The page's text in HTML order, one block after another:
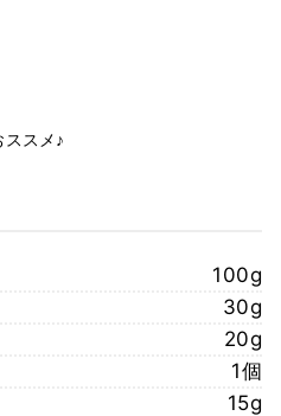
スメ♪
100g
30g
20g
1個
15g